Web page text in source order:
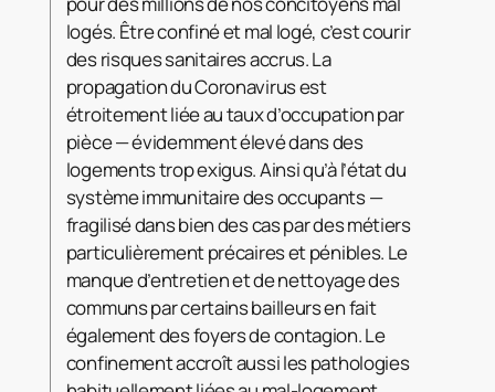
logés. Être confiné et mal logé, c’est courir
des risques sanitaires accrus. La
propagation du Coronavirus est
étroitement liée au taux d’occupation par
pièce — évidemment élevé dans des
logements trop exigus. Ainsi qu’à l’état du
système immunitaire des occupants —
fragilisé dans bien des cas par des métiers
particulièrement précaires et pénibles. Le
manque d’entretien et de nettoyage des
communs par certains bailleurs en fait
également des foyers de contagion. Le
confinement accroît aussi les pathologies